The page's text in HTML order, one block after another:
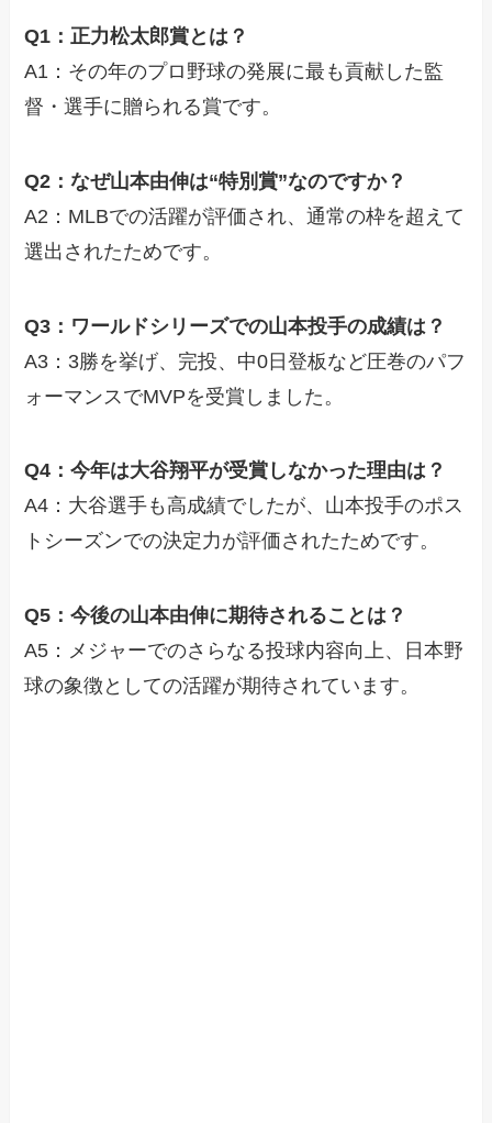
Q1：正力松太郎賞とは？
A1：その年のプロ野球の発展に最も貢献した監
督・選手に贈られる賞です。
Q2：なぜ山本由伸は“特別賞”なのですか？
A2：MLBでの活躍が評価され、通常の枠を超えて
選出されたためです。
Q3：ワールドシリーズでの山本投手の成績は？
A3：3勝を挙げ、完投、中0日登板など圧巻のパフ
ォーマンスでMVPを受賞しました。
Q4：今年は大谷翔平が受賞しなかった理由は？
A4：大谷選手も高成績でしたが、山本投手のポス
トシーズンでの決定力が評価されたためです。
Q5：今後の山本由伸に期待されることは？
A5：メジャーでのさらなる投球内容向上、日本野
球の象徴としての活躍が期待されています。